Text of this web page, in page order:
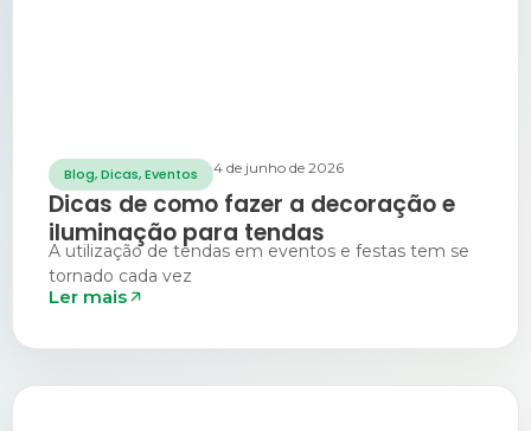
Blog,Dicas,Eventos 4 de junho de 2026
Dicas de como fazer a decoração e
iluminação para tendas
A utilização de tendas em eventos e festas tem se
tornado cada vez
Ler mais